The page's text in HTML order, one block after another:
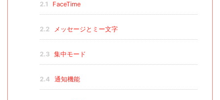
2.1 FaceTime
2.2 メッセージとミー文字
2.3 集中モード
2.4 通知機能